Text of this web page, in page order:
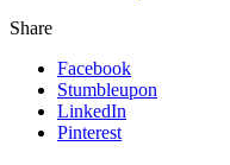
Share
Facebook
Stumbleupon
LinkedIn
Pinterest